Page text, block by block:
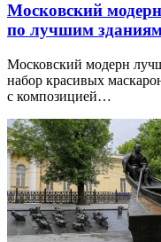
Московский
по лучшим
Московский модерн
набор красивых
с композицией…